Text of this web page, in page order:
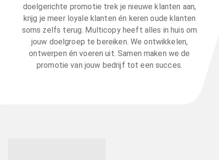
doelgerichte promotie trek je nieuwe klanten aan,
krijg je meer loyale klanten én keren oude klanten
soms zelfs terug. Multicopy heeft alles in huis om
jouw doelgroep te bereiken. We ontwikkelen,
ontwerpen én voeren uit. Samen maken we de
promotie van jouw bedrijf tot een succes.